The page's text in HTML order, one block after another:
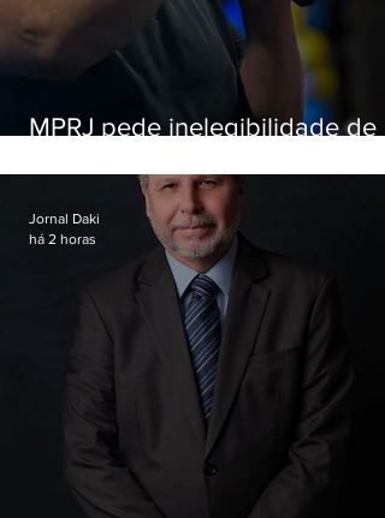
MPRJ pede inelegibilidade de
Jornal Daki
há 2 horas